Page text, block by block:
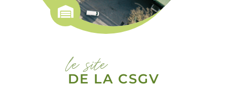
le site
DE LA CSGV